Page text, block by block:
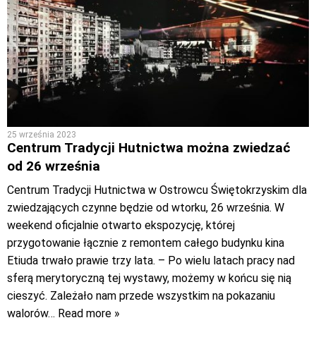
25 września 2023
Centrum Tradycji Hutnictwa można zwiedzać
od 26 września
Centrum Tradycji Hutnictwa w Ostrowcu Świętokrzyskim dla
zwiedzających czynne będzie od wtorku, 26 września. W
weekend oficjalnie otwarto ekspozycję, której
przygotowanie łącznie z remontem całego budynku kina
Etiuda trwało prawie trzy lata. – Po wielu latach pracy nad
sferą merytoryczną tej wystawy, możemy w końcu się nią
cieszyć. Zależało nam przede wszystkim na pokazaniu
walorów… Read more »